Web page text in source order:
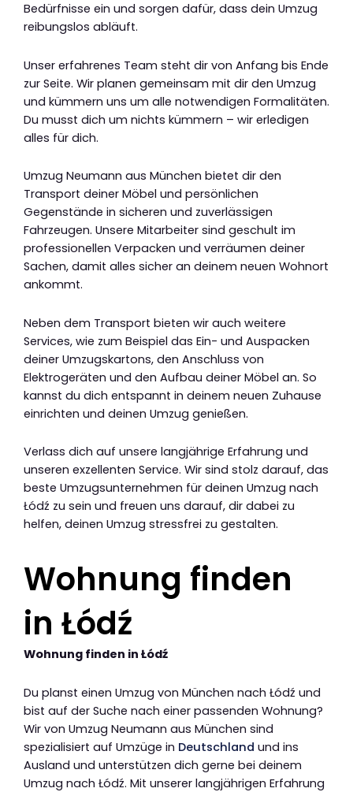
Bedürfnisse ein und sorgen dafür, dass dein Umzug
reibungslos abläuft.
Unser erfahrenes Team steht dir von Anfang bis Ende
zur Seite. Wir planen gemeinsam mit dir den Umzug
und kümmern uns um alle notwendigen Formalitäten.
Du musst dich um nichts kümmern – wir erledigen
alles für dich.
Umzug Neumann aus München bietet dir den
Transport deiner Möbel und persönlichen
Gegenstände in sicheren und zuverlässigen
Fahrzeugen. Unsere Mitarbeiter sind geschult im
professionellen Verpacken und verräumen deiner
Sachen, damit alles sicher an deinem neuen Wohnort
ankommt.
Neben dem Transport bieten wir auch weitere
Services, wie zum Beispiel das Ein- und Auspacken
deiner Umzugskartons, den Anschluss von
Elektrogeräten und den Aufbau deiner Möbel an. So
kannst du dich entspannt in deinem neuen Zuhause
einrichten und deinen Umzug genießen.
Verlass dich auf unsere langjährige Erfahrung und
unseren exzellenten Service. Wir sind stolz darauf, das
beste Umzugsunternehmen für deinen Umzug nach
Łódź zu sein und freuen uns darauf, dir dabei zu
helfen, deinen Umzug stressfrei zu gestalten.
Wohnung finden
in Łódź
Wohnung finden in Łódź
Du planst einen Umzug von München nach Łódź und
bist auf der Suche nach einer passenden Wohnung?
Wir von Umzug Neumann aus München sind
spezialisiert auf Umzüge in Deutschland und ins
Ausland und unterstützen dich gerne bei deinem
Umzug nach Łódź. Mit unserer langjährigen Erfahrung